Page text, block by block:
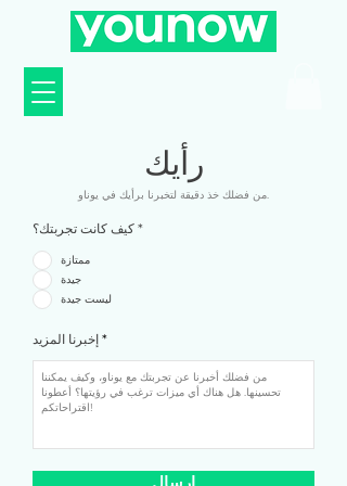
رأيك
من فضلك خذ دقيقة لتخبرنا برأيك في يوناو.
كيف كانت تجربتك؟ *
ممتازة
جيدة
ليست جيدة
إخبرنا المزيد